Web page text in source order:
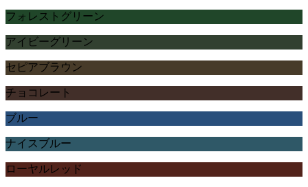
フォレストグリーン
アイビーグリーン
セピアブラウン
チョコレート
ブルー
ナイスブルー
ローヤルレッド